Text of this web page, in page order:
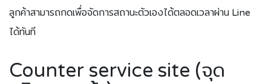
ลูกค้าสามารถกดเพื่อจัดการสถานะตัวเองได้ตลอดเวลาผ่าน Line
ได้ทันที
Counter service site (จุด